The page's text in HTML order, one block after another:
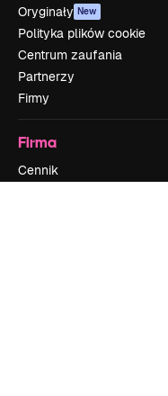
Oryginały New
Polityka plików cookie
Centrum zaufania
Partnerzy
Firmy
Firma
Cennik